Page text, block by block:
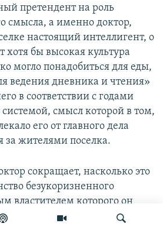
претендент на роль
смысла, а именно доктор,
настоящий интеллигент, о
хотя бы высокая культура
могло понадобиться для еды,
ведения дневника и чтения»
в соответствии с годами
смысл которой в том,
его от главного дела
жителями поселка.
сокращает, насколько это
безукоризненного
властителем которого он
внешний мир, за состояние